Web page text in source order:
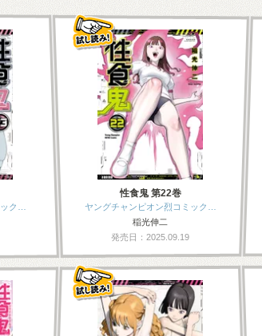
ク…
性食鬼 第22巻
ヤングチャンピオン烈コミック…
稲光伸二
発売日：2025.09.19